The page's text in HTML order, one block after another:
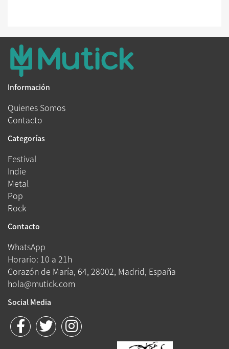
Información
Quienes Somos
Contacto
Categorías
Festival
Indie
Metal
Pop
Rock
Contacto
WhatsApp
Horario: 10 a 21h
Corazón de María, 64, 28002, Madrid, España
hola@mutick.com
Social Media